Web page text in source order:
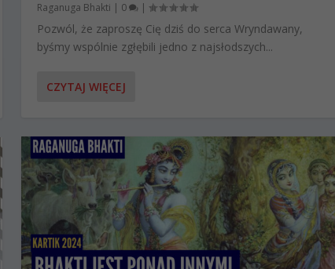
Raganuga Bhakti | 0 |
Pozwól, że zaproszę Cię dziś do serca Wryndawany,
byśmy wspólnie zgłębili jedno z najsłodszych...
CZYTAJ WIĘCEJ